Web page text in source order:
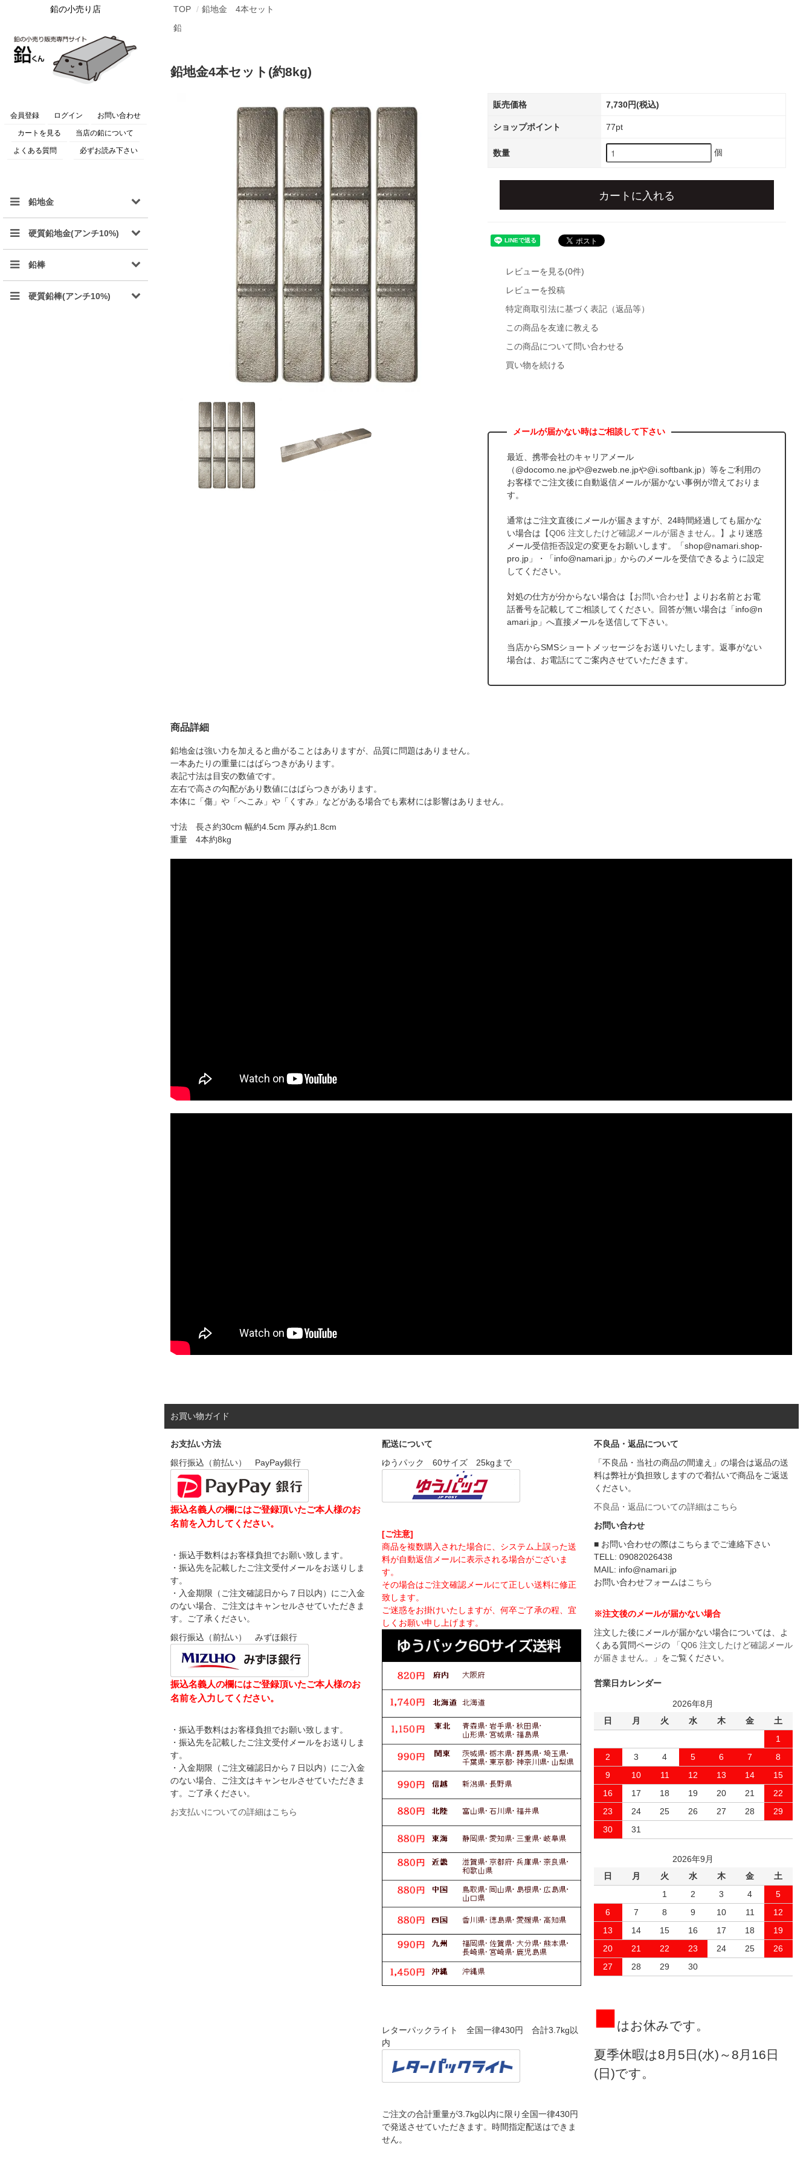
鉛の小売り店
会員登録 ログイン お問い合わせ
カートを見る 当店の鉛について
よくある質問 必ずお読み下さい
鉛地金
硬質鉛地金(アンチ10%)
鉛棒
硬質鉛棒(アンチ10%)
TOP
鉛地金 4本セット
鉛
鉛地金4本セット(約8kg)
販売価格 7,730円(税込)
ショップポイント 77pt
数量 個
カートに入れる
レビューを見る(0件)
レビューを投稿
特定商取引法に基づく表記（返品等）
この商品を友達に教える
この商品について問い合わせる
買い物を続ける
最近、携帯会社のキャリアメール
（@docomo.ne.jpや@ezweb.ne.jpや@i.softbank.jp）等をご利用の
お客様でご注文後に自動返信メールが届かない事例が増えておりま
す。
通常はご注文直後にメールが届きますが、24時間経過しても届かな
い場合は 【Q06 注文したけど確認メールが届きません。】
より迷惑
メール受信拒否設定の変更をお願いします。「shop@namari.shop-
pro.jp」・「info@namari.jp」からのメールを受信できるように設定
してください。
対処の仕方が分からない場合は 【お問い合わせ】
よりお名前とお電
話番号を記載してご相談してください。回答が無い場合は「info@n
amari.jp」へ直接メールを送信して下さい。
当店からSMSショートメッセージをお送りいたします。返事がない
場合は、お電話にてご案内させていただきます。
商品詳細
鉛地金は強い力を加えると曲がることはありますが、品質に問題はありません。
一本あたりの重量にはばらつきがあります。
表記寸法は目安の数値です。
左右で高さの勾配があり数値にはばらつきがあります。
本体に「傷」や「へこみ」や「くすみ」などがある場合でも素材には影響はありません。
寸法 長さ約30cm 幅約4.5cm 厚み約1.8cm
重量 4本約8kg
お買い物ガイド
お支払い方法
銀行振込（前払い） PayPay銀行
振込名義人の欄にはご登録頂いたご本人様のお
名前を入力してください。
・振込手数料はお客様負担でお願い致します。
・振込先を記載したご注文受付メールをお送りしま
す。
・入金期限（ご注文確認日から７日以内）にご入金
のない場合、ご注文はキャンセルさせていただきま
す。ご了承ください。
銀行振込（前払い） みずほ銀行
振込名義人の欄にはご登録頂いたご本人様のお
名前を入力してください。
・振込手数料はお客様負担でお願い致します。
・振込先を記載したご注文受付メールをお送りしま
す。
・入金期限（ご注文確認日から７日以内）にご入金
のない場合、ご注文はキャンセルさせていただきま
す。ご了承ください。
お支払いについての詳細はこちら
配送について
ゆうパック 60サイズ 25kgまで
[ご注意]
商品を複数購入された場合に、システム上誤った送
料が自動返信メールに表示される場合がございま
す。
その場合はご注文確認メールにて正しい送料に修正
致します。
ご迷惑をお掛けいたしますが、何卒ご了承の程、宜
しくお願い申し上げます。
レターパックライト 全国一律430円 合計3.7kg以
内
ご注文の合計重量が3.7kg以内に限り全国一律430円
で発送させていただきます。時間指定配送はできま
せん。
不良品・返品について
「不良品・当社の商品の間違え」の場合は返品の送
料は弊社が負担致しますので着払いで商品をご返送
ください。
不良品・返品についての詳細はこちら
お問い合わせ
■ お問い合わせの際はこちらまでご連絡下さい
TELL: 09082026438
MAIL: info@namari.jp
お問い合わせフォームはこちら
※注文後のメールが届かない場合
注文した後にメールが届かない場合については、よ
くある質問ページの
「Q06 注文したけど確認メール
が届きません。」 をご覧ください。
営業日カレンダー
2026年8月
日
月 火 水 木 金
土
1
2
3 4 5 6 7
8
9
10 11 12 13 14
15
16
17 18 19 20 21
22
23
24 25 26 27 28
29
30
31
2026年9月
日
月 火 水 木 金
土
1
2 3 4
5
6
7 8 9 10 11
12
13
14 15 16 17 18
19
20
21 22 23 24 25
26
27
28 29 30
■はお休みです。
夏季休暇は8月5日(水)～8月16日
(日)です。